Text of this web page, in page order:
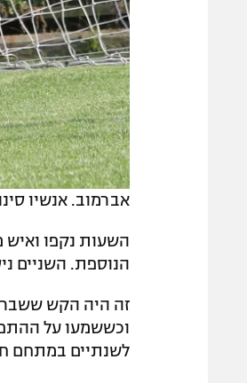
אברמוב. אנשיו
השעות נקפו ואיש
הנוספת. השניים
זה היה הקש ששבר
וכששמעו על
לשנתיים במתחם